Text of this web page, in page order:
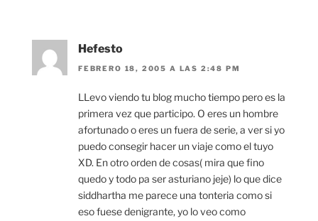
Hefesto
FEBRERO 18, 2005 A LAS 2:48 PM
LLevo viendo tu blog mucho tiempo pero es la
primera vez que participo. O eres un hombre
afortunado o eres un fuera de serie, a ver si yo
puedo consegir hacer un viaje como el tuyo
XD. En otro orden de cosas( mira que fino
quedo y todo pa ser asturiano jeje) lo que dice
siddhartha me parece una tonteria como si
eso fuese denigrante, yo lo veo como